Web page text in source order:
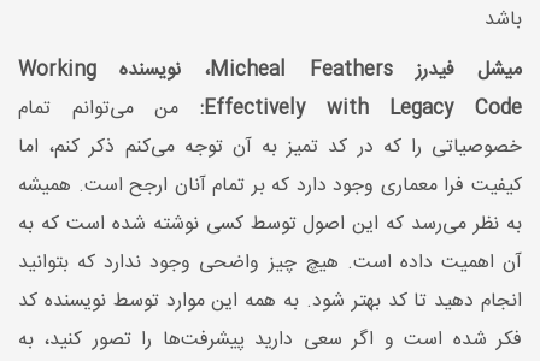
باشد
میشل فیدرز Micheal Feathers، نویسنده Working
Effectively with Legacy Code:
من می‌توانم تمام
خصوصیاتی را که در کد تمیز به آن توجه می‌کنم ذکر کنم، اما
کیفیت فرا معماری وجود دارد که بر تمام آنان ارجح است. همیشه
به نظر می‌رسد که این اصول توسط کسی نوشته شده است که به
آن اهمیت داده است. هیچ چیز واضحی وجود ندارد که بتوانید
انجام دهید تا کد بهتر شود. به همه این موارد توسط نویسنده کد
فکر شده است و اگر سعی دارید پیشرفت‌ها را تصور کنید، به